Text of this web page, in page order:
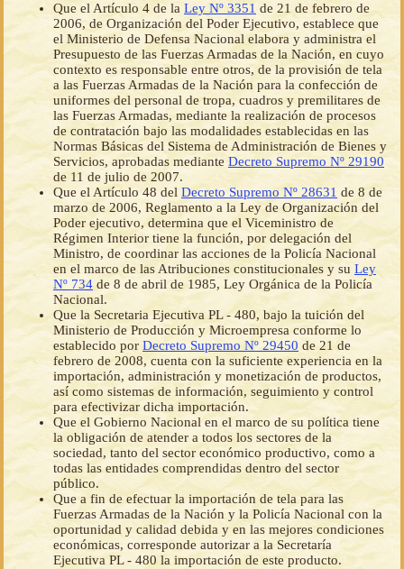
Que el Artículo 4 de la Ley Nº 3351 de 21 de febrero de
2006, de Organización del Poder Ejecutivo, establece que
el Ministerio de Defensa Nacional elabora y administra el
Presupuesto de las Fuerzas Armadas de la Nación, en cuyo
contexto es responsable entre otros, de la provisión de tela
a las Fuerzas Armadas de la Nación para la confección de
uniformes del personal de tropa, cuadros y premilitares de
las Fuerzas Armadas, mediante la realización de procesos
de contratación bajo las modalidades establecidas en las
Normas Básicas del Sistema de Administración de Bienes y
Servicios, aprobadas mediante Decreto Supremo Nº 29190
de 11 de julio de 2007.
Que el Artículo 48 del Decreto Supremo Nº 28631 de 8 de
marzo de 2006, Reglamento a la Ley de Organización del
Poder ejecutivo, determina que el Viceministro de
Régimen Interior tiene la función, por delegación del
Ministro, de coordinar las acciones de la Policía Nacional
en el marco de las Atribuciones constitucionales y su Ley
Nº 734 de 8 de abril de 1985, Ley Orgánica de la Policía
Nacional.
Que la Secretaria Ejecutiva PL - 480, bajo la tuición del
Ministerio de Producción y Microempresa conforme lo
establecido por Decreto Supremo Nº 29450 de 21 de
febrero de 2008, cuenta con la suficiente experiencia en la
importación, administración y monetización de productos,
así como sistemas de información, seguimiento y control
para efectivizar dicha importación.
Que el Gobierno Nacional en el marco de su política tiene
la obligación de atender a todos los sectores de la
sociedad, tanto del sector económico productivo, como a
todas las entidades comprendidas dentro del sector
público.
Que a fin de efectuar la importación de tela para las
Fuerzas Armadas de la Nación y la Policía Nacional con la
oportunidad y calidad debida y en las mejores condiciones
económicas, corresponde autorizar a la Secretaría
Ejecutiva PL - 480 la importación de este producto.